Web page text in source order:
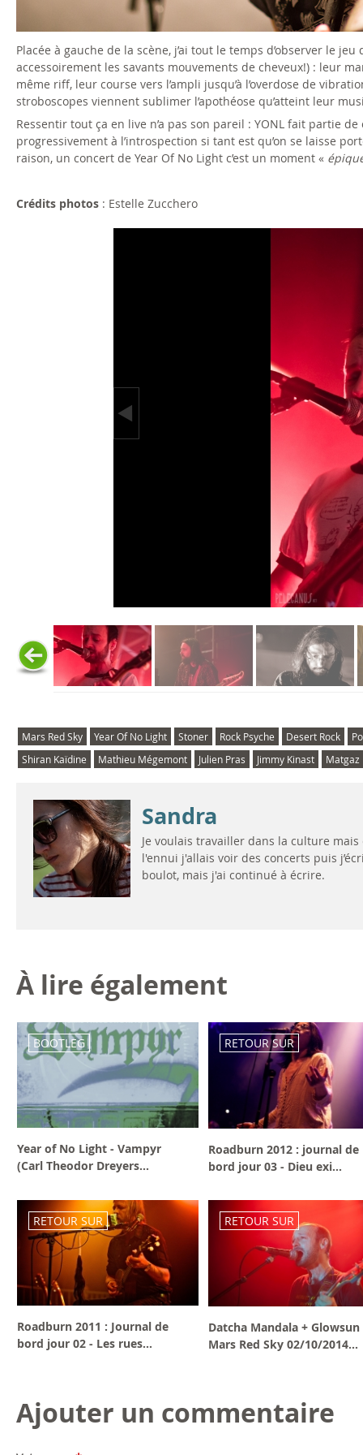
Placée à gauche de la scène, j’ai tout le temps d’observer le
accessoirement les savants mouvements de cheveux!) : leur
même riff, leur course vers l’ampli jusqu’à l’overdose de
stroboscopes viennent sublimer l’apothéose qu’atteint leur
Ressentir tout ça en live n’a pas son pareil : YONL fait partie
progressivement à l’introspection si tant est qu’on se laisse
raison, un concert de Year Of No Light c’est un moment «
Crédits photos : Estelle Zucchero
Mars Red Sky Year Of No Light Stoner Rock Psyche Desert Rock
Shiran Kaïdine
Mathieu Mégemont Julien Pras Jimmy Kinast Matgaz
Sandra
Je voulais travailler dans la culture
l'ennui j'allais voir des concerts puis
boulot, mais j'ai continué à écrire.
À lire également
BOOTLEG
Year of No Light - Vampyr
(Carl Theodor Dreyers...
RETOUR SUR
Roadburn 2012 : journal de
bord jour 03 - Dieu exi...
RETOUR SUR
Roadburn 2011 : Journal de
bord jour 02 - Les rues...
RETOUR SUR
Datcha Mandala + Glowsun
Mars Red Sky 02/10/2014...
Ajouter un commentaire